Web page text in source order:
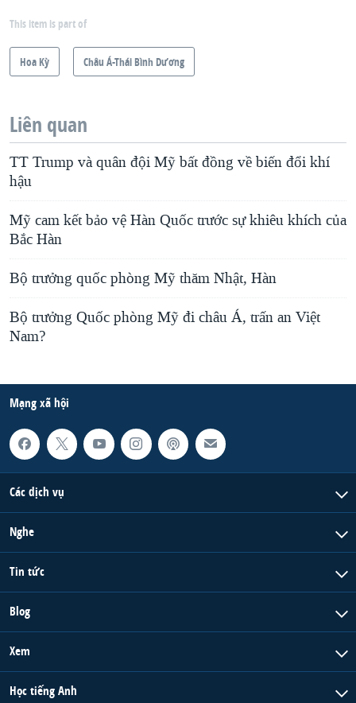
This item is part of
Hoa Kỳ Châu Á-Thái Bình Dương
Liên quan
TT Trump và quân đội Mỹ bất đồng về biến đổi khí
hậu
Mỹ cam kết bảo vệ Hàn Quốc trước sự khiêu khích của
Bắc Hàn
Bộ trưởng quốc phòng Mỹ thăm Nhật, Hàn
Bộ trưởng Quốc phòng Mỹ đi châu Á, trấn an Việt
Nam?
Mạng xã hội
Các dịch vụ
Nghe
Tin tức
Blog
Xem
Học tiếng Anh